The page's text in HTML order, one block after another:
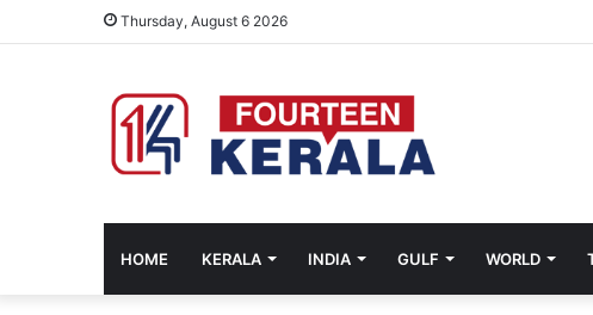
Thursday, August 6 2026
HOME KERALA INDIA GULF WORLD